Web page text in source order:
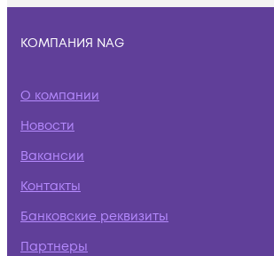
КОМПАНИЯ NAG
О компании
Новости
Вакансии
Контакты
Банковские реквизиты
Партнеры